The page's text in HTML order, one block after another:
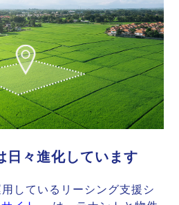
日々進化しています
しているリーシング支援シ